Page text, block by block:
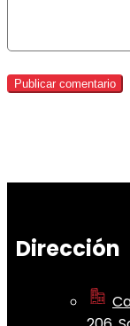
Dirección